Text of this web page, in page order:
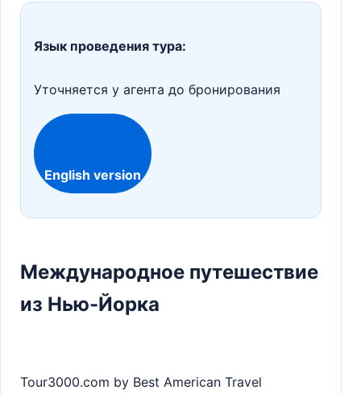
Язык проведения тура:
Уточняется у агента до бронирования
English version
Международное путешествие
из Нью-Йорка
Tour3000.com by Best American Travel